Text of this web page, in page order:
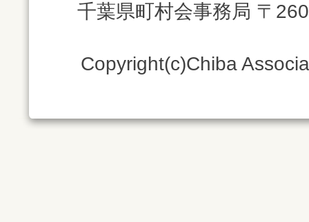
千葉県町村会事務局 〒
Copyright(c)Chiba